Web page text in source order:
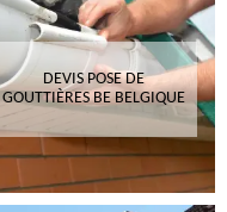
DEVIS POSE DE
GOUTTIÈRES BE BELGIQUE